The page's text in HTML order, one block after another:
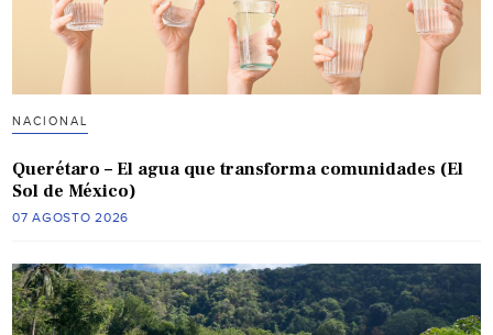
NACIONAL
Querétaro – El agua que transforma comunidades (El
Sol de México)
07 AGOSTO 2026